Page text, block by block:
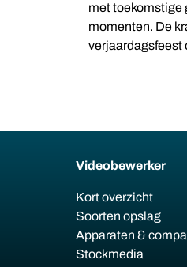
met toekomstige
momenten. De
verjaardagsfeest
Videobewerker
Kort overzicht
Soorten opslag
Apparaten &
Stockmedia